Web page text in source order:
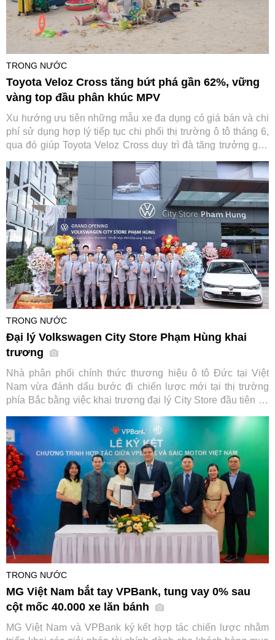
TRONG NƯỚC
Toyota Veloz Cross tăng bứt phá gần 62%, vững
vàng top đầu phân khúc MPV
Xu hướng ưu tiên những mẫu xe đa dụng có giá bán và chi
phí sử dụng hợp lý tiếp tục chi phối thị trường ô tô tháng 6,
qua đó giúp Toyota Veloz Cross duy trì đà tăng trưởng gần
TRONG NƯỚC
Đại lý Volkswagen City Store Phạm Hùng khai
trương
Nhà phân phối chính thức thương hiệu ô tô Đức tại Việt
Nam vừa đánh dấu bước đi chiến lược mới tại thị trường
phía Bắc bằng việc khai trương đại lý City Store đầu tiên tại
dụng cho loạt dòng xe chủ lực.
TRONG NƯỚC
MG Việt Nam bắt tay VPBank, tung vay 0% sau
cột mốc 40.000 xe lăn bánh
MG Việt Nam và VPBank ký kết hợp tác chiến lược nhằm